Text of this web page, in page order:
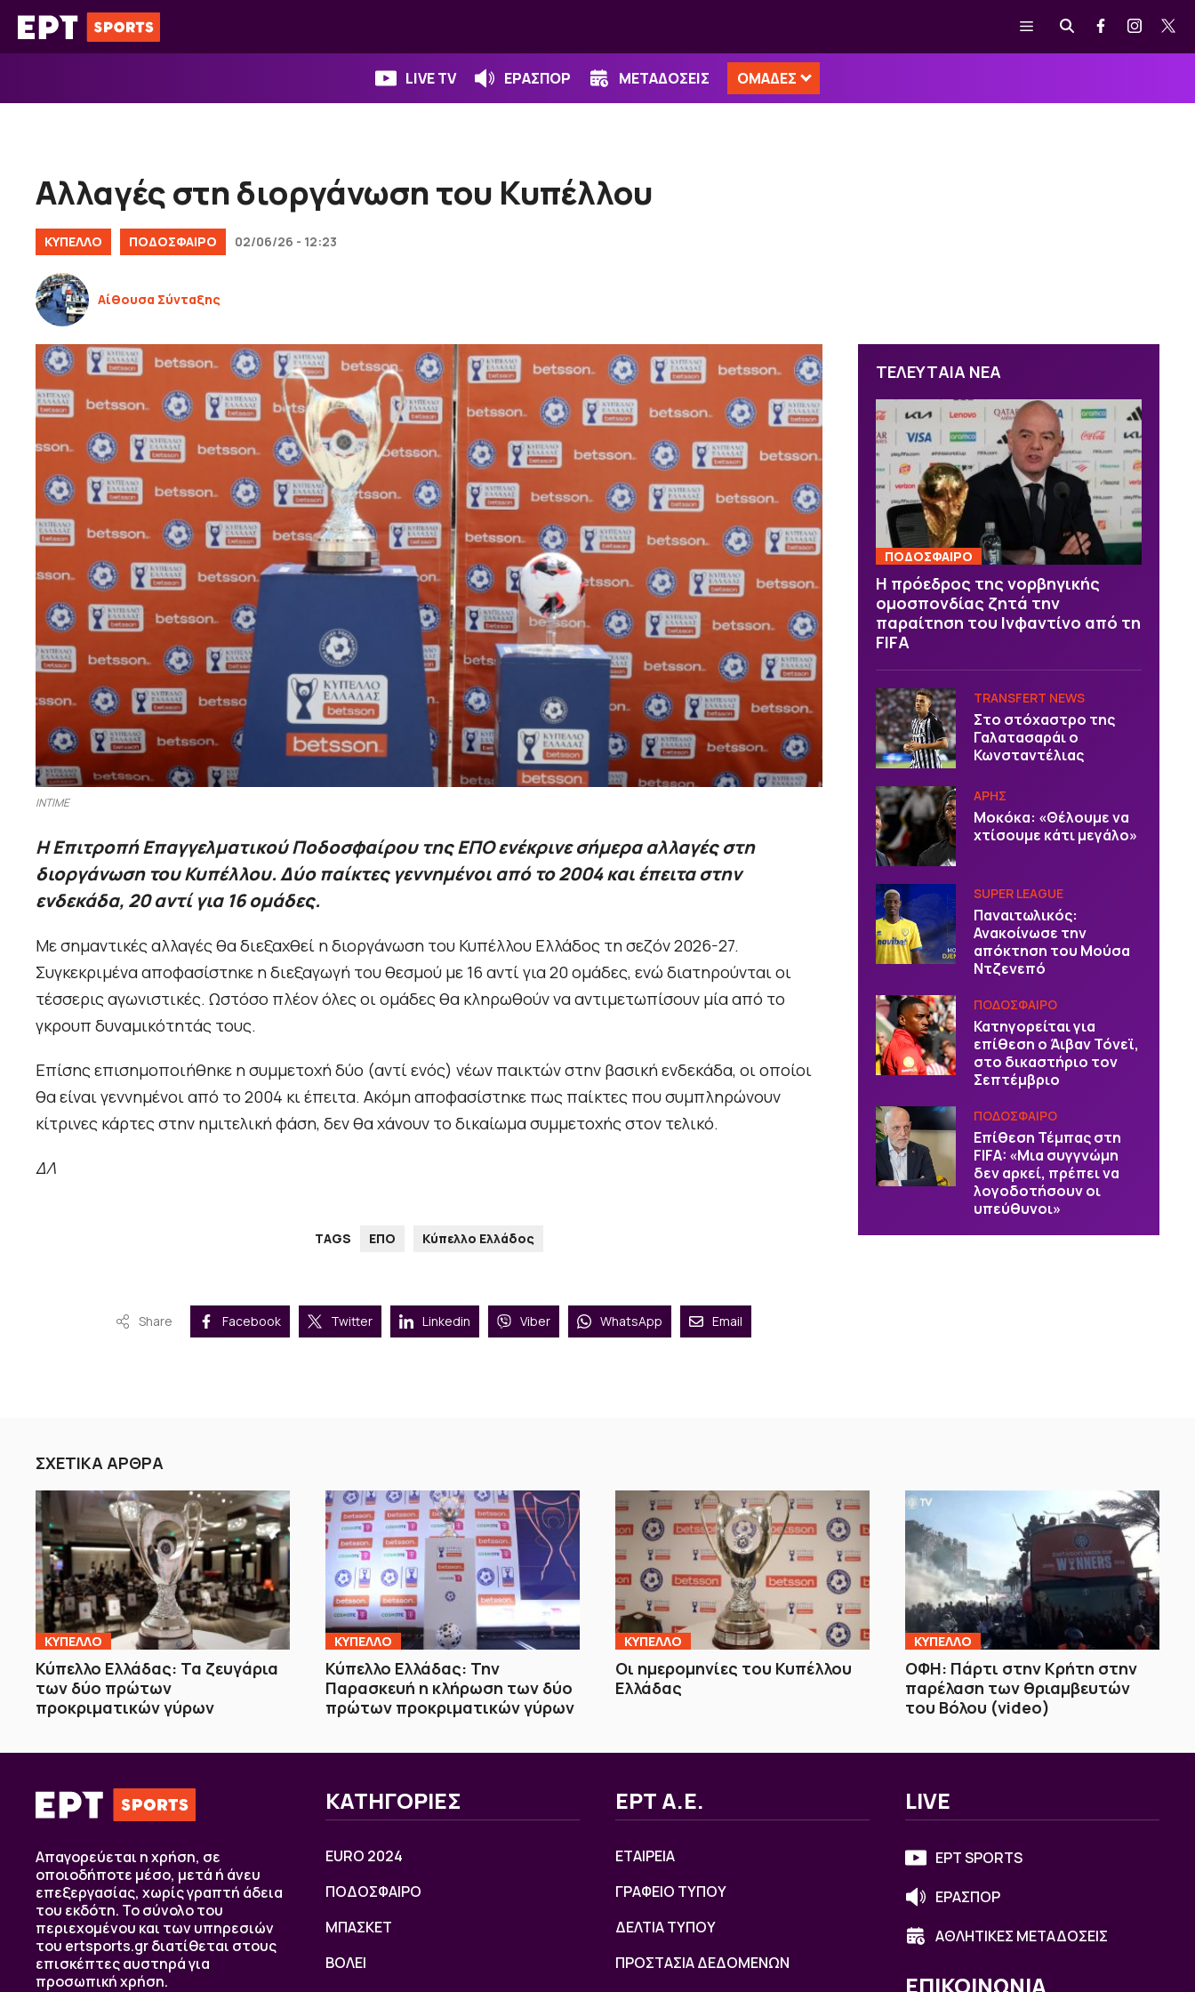
Μετάβαση
σε
Μενού
LIVE TV ΕΡΑΣΠΟΡ ΜΕΤΑΔΟΣΕΙΣ ΟΜΑΔΕΣ
Αλλαγές στη διοργάνωση του Κυπέλλου
ΚΎΠΕΛΛΟ ΠΟΔΟΣΦΑΙΡΟ 02/06/26 - 12:23
Αίθουσα Σύνταξης
INTIME
Η Επιτροπή Επαγγελματικού Ποδοσφαίρου της ΕΠΟ ενέκρινε σήμερα αλλαγές στη
διοργάνωση του Κυπέλλου. Δύο παίκτες γεννημένοι από το 2004 και έπειτα στην
ενδεκάδα, 20 αντί για 16 ομάδες.
Με σημαντικές αλλαγές θα διεξαχθεί η διοργάνωση του Κυπέλλου Ελλάδος τη σεζόν 2026-27.
Συγκεκριμένα αποφασίστηκε η διεξαγωγή του θεσμού με 16 αντί για 20 ομάδες, ενώ διατηρούνται οι
τέσσερις αγωνιστικές. Ωστόσο πλέον όλες οι ομάδες θα κληρωθούν να αντιμετωπίσουν μία από το
γκρουπ δυναμικότητάς τους.
Επίσης επισημοποιήθηκε η συμμετοχή δύο (αντί ενός) νέων παικτών στην βασική ενδεκάδα, οι οποίοι
θα είναι γεννημένοι από το 2004 κι έπειτα. Ακόμη αποφασίστηκε πως παίκτες που συμπληρώνουν
κίτρινες κάρτες στην ημιτελική φάση, δεν θα χάνουν το δικαίωμα συμμετοχής στον τελικό.
ΔΛ
TAGS ΕΠΟ Κύπελλο Ελλάδος
Share Facebook Twitter Linkedin Viber WhatsApp Email
ΤΕΛΕΥΤΑΙΑ ΝΕΑ
ΠΟΔΟΣΦΑΙΡΟ
Η πρόεδρος της νορβηγικής
ομοσπονδίας ζητά την
παραίτηση του Ινφαντίνο από τη
FIFA
TRANSFERT NEWS
Στο στόχαστρο της
Γαλατασαράι ο
Κωνσταντέλιας
ΑΡΗΣ
Μοκόκα: «Θέλουμε να
χτίσουμε κάτι μεγάλο»
SUPER LEAGUE
Παναιτωλικός:
Ανακοίνωσε την
απόκτηση του Μούσα
Ντζενεπό
ΠΟΔΟΣΦΑΙΡΟ
Κατηγορείται για
επίθεση ο Άιβαν Τόνεϊ,
στο δικαστήριο τον
Σεπτέμβριο
ΠΟΔΟΣΦΑΙΡΟ
Επίθεση Τέμπας στη
FIFA: «Μια συγγνώμη
δεν αρκεί, πρέπει να
λογοδοτήσουν οι
υπεύθυνοι»
ΣΧΕΤΙΚΑ ΑΡΘΡΑ
ΚΥΠΕΛΛΟ
Κύπελλο Ελλάδας: Τα ζευγάρια
των δύο πρώτων
προκριματικών γύρων
ΚΥΠΕΛΛΟ
Κύπελλο Ελλάδας: Την
Παρασκευή η κλήρωση των δύο
πρώτων προκριματικών γύρων
ΚΥΠΕΛΛΟ
Οι ημερομηνίες του Κυπέλλου
Ελλάδας
ΚΥΠΕΛΛΟ
ΟΦΗ: Πάρτι στην Κρήτη στην
παρέλαση των θριαμβευτών
του Βόλου (video)
Απαγορεύεται η χρήση, σε
οποιοδήποτε μέσο, μετά ή άνευ
επεξεργασίας, χωρίς γραπτή άδεια
του εκδότη. Το σύνολο του
περιεχομένου και των υπηρεσιών
του ertsports.gr διατίθεται στους
επισκέπτες αυστηρά για
προσωπική χρήση.
ΚΑΤΗΓΟΡΙΕΣ
EURO 2024
ΠΟΔΟΣΦΑΙΡΟ
ΜΠΑΣΚΕΤ
ΒOΛΕΙ
ΕΡΤ Α.Ε.
ΕΤΑΙΡΕΙΑ
ΓΡΑΦΕΙΟ ΤΥΠΟΥ
ΔΕΛΤΙΑ ΤΥΠΟΥ
ΠΡΟΣΤΑΣΙΑ ΔΕΔΟΜΕΝΩΝ
LIVE
ΕΡΤ SPORTS
ΕΡΑΣΠΟΡ
ΑΘΛΗΤΙΚΕΣ ΜΕΤΑΔΟΣΕΙΣ
ΕΠΙΚΟΙΝΩΝΙΑ